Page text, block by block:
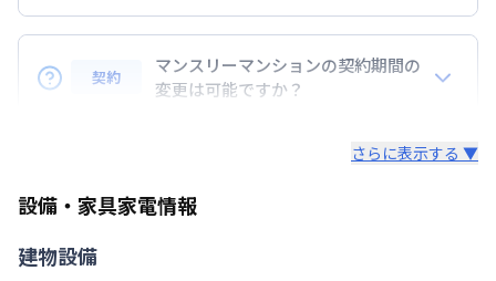
駐車場
敷地内駐車場
次回更新日
情報更新日より14日以内
7日以上からのご契約期間ですが1ヶ月（30日）以上
のご契約期間の地域もございますのでお気軽にお問い
合わせください。
契約
マンスリーマンションの契約期間の
変更は可能ですか？
約が入っていなければ、ご対応可能です。その際、再
い。期間の変更がある場合は、できるだけお早めにご
さらに表示する ▼
設備・家具家電情報
建物設備